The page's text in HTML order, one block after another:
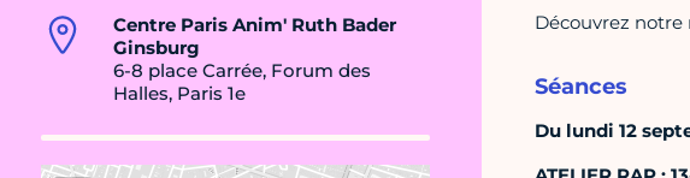
Centre Paris Anim' Ruth Bader
Ginsburg
6-8 place Carrée, Forum des
Halles, Paris 1e
Découvrez
Séances
Du lundi 12